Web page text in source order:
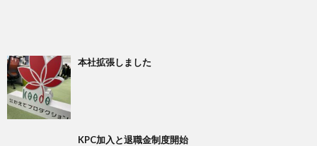
本社拡張しました
KPC加入と退職金制度開始